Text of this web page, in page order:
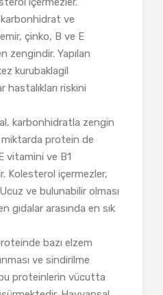
karbonhidrat ve
çinko, B ve E
zengindir. Yapılan
kurubaklagil
riskini
karbonhidratla zengin
protein de
vitamini ve B1
Kolesterol içermezler,
ve bulunabilir olması
gıdalar arasında en sık
bazı elzem
ve sindirilme
proteinlerin vücutta